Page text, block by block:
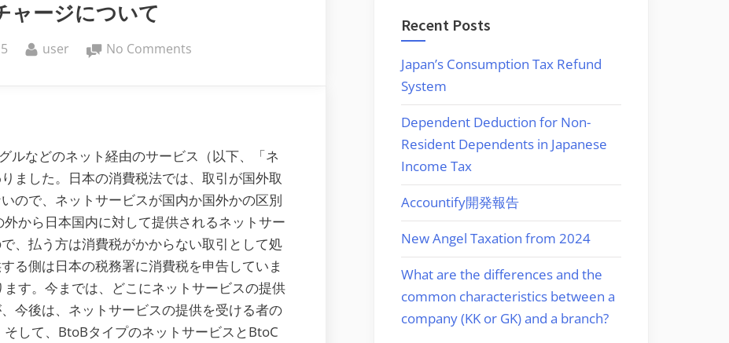
ャージについて
By
user No Commentson
ン
テ
ン
ツ
の
消
費
税
の
ルなどのネット経由のサービス（以下、「ネ
ました。日本の消費税法では、取引が国外取
ので、ネットサービスが国内か国外かの区別
から日本国内に対して提供されるネットサー
、払う方は消費税がかからない取引として処
る側は日本の税務署に消費税を申告していま
す。今までは、どこにネットサービスの提供
今後は、ネットサービスの提供を受ける者の
して、BtoBタイプのネットサービスとBtoC
Recent Posts
Japan’s Consumption Tax Refund
System
Dependent Deduction for Non-
Resident Dependents in Japanese
Income Tax
Accountify開発報告
New Angel Taxation from 2024
What are the differences and the
common characteristics between a
company (KK or GK) and a branch?